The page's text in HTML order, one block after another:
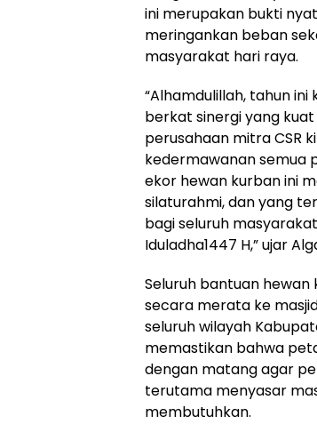
ini merupakan bukti
meringankan beban
masyarakat hari raya.
‎“Alhamdulillah, tahun
berkat sinergi yang
perusahaan mitra CSR
kedermawanan semua
ekor hewan kurban ini
silaturahmi, dan yang
bagi seluruh
Iduladha1447 H,” ujar
‎Seluruh bantuan hewan
secara merata ke
seluruh wilayah
memastikan bahwa
dengan matang agar
terutama menyasar
membutuhkan.